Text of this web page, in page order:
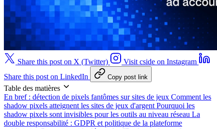
Share this post on X (Twitter)
Visit cside on Instagram
Share this post on LinkedIn
Copy post link
Table des matières
En bref : détection de pixels fantômes sur sites de jeux Comment les
shadow pixels atteignent les sites de jeux d'argent Pourquoi les
shadow pixels sont invisibles pour les outils au niveau réseau La
double responsabilité : GDPR et politique de la plateforme